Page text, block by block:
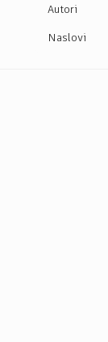
Autori
Naslovi